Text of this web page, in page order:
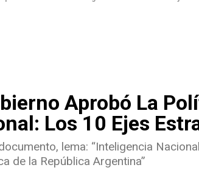
Aprobó La
Los 10 Ejes
lema: “Inteligencia
de la República Argentina”